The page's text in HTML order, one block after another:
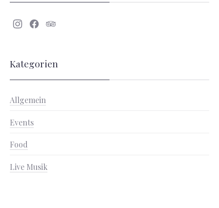
NeuesNeuesNeues
Kategorien
Allgemein
Events
Food
Live Musik